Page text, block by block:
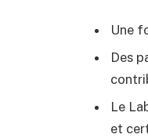
Une
Des
Le
et